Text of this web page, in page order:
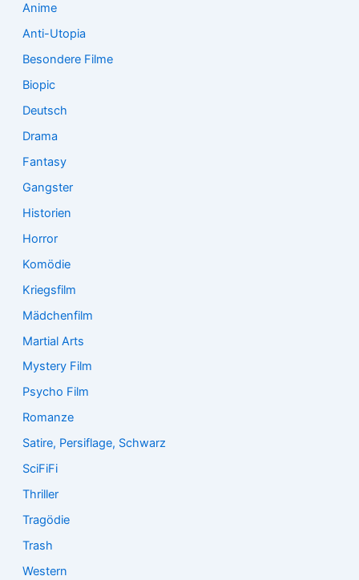
Anime
Anti-Utopia
Besondere Filme
Biopic
Deutsch
Drama
Fantasy
Gangster
Historien
Horror
Komödie
Kriegsfilm
Mädchenfilm
Martial Arts
Mystery Film
Psycho Film
Romanze
Satire, Persiflage, Schwarz
SciFiFi
Thriller
Tragödie
Trash
Western